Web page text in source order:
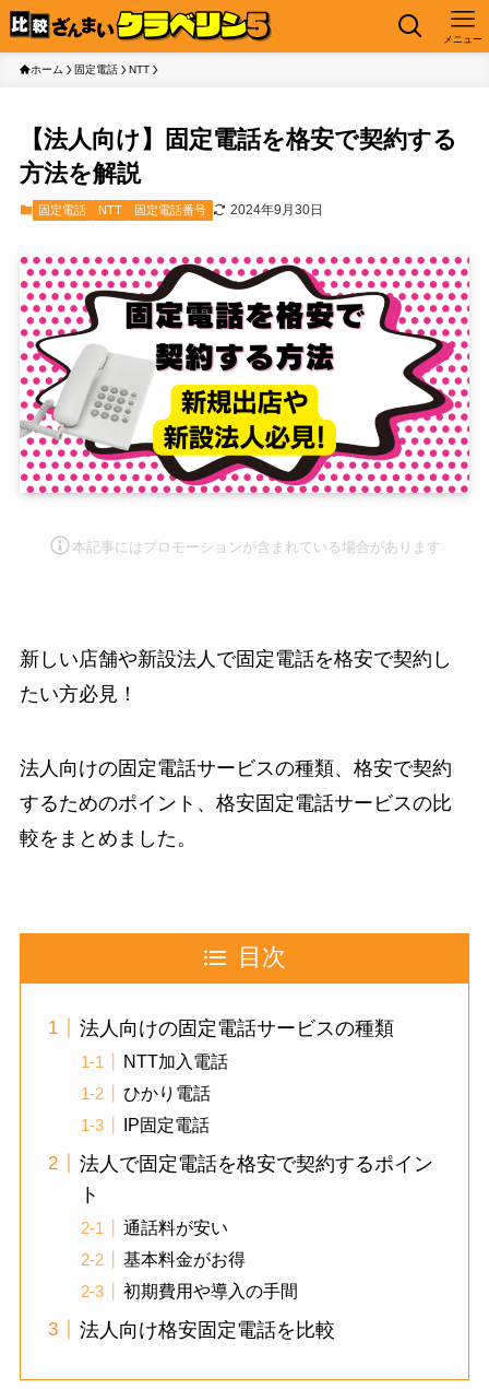
メニュー
ホーム 固定電話 NTT
【法人向け】固定電話を格安で契約する
方法を解説
固定電話 NTT 固定電話番号 2024年9月30日
本記事にはプロモーションが含まれている場合があります
新しい店舗や新設法人で固定電話を格安で契約し
たい方必見！
法人向けの固定電話サービスの種類、格安で契約
するためのポイント、格安固定電話サービスの比
較をまとめました。
目次
法人向けの固定電話サービスの種類
NTT加入電話
ひかり電話
IP固定電話
法人で固定電話を格安で契約するポイン
ト
通話料が安い
基本料金がお得
初期費用や導入の手間
法人向け格安固定電話を比較